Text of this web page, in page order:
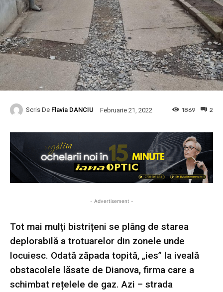
Scris De Flavia DANCIU Februarie 21, 2022 2
1869
- Advertisement -
Tot mai mulți bistrițeni se plâng de starea
deplorabilă a trotuarelor din zonele unde
locuiesc. Odată zăpada topită, „ies” la iveală
obstacolele lăsate de Dianova, firma care a
schimbat rețelele de gaz. Azi – strada